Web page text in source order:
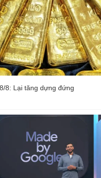
8: Lại tăng dựng đứng